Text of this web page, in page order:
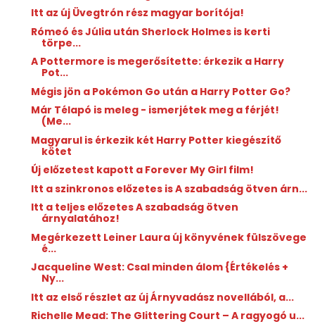
Itt az új Üvegtrón rész magyar borítója!
Rómeó és Júlia után Sherlock Holmes is kerti
törpe...
A Pottermore is megerősítette: érkezik a Harry
Pot...
Mégis jön a Pokémon Go után a Harry Potter Go?
Már Télapó is meleg - ismerjétek meg a férjét!
(Me...
Magyarul is érkezik két Harry Potter kiegészítő
kötet
Új előzetest kapott a Forever My Girl film!
Itt a szinkronos előzetes is A szabadság ötven árn...
Itt a teljes előzetes A szabadság ötven
árnyalatához!
Megérkezett Leiner Laura új könyvének fülszövege
é...
Jacqueline West: Csal ​minden álom {Értékelés +
Ny...
Itt az első részlet az új Árnyvadász novellából, a...
Richelle Mead: The ​Glittering Court – A ragyogó u...